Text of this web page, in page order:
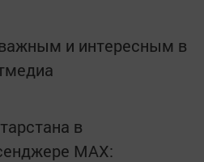
и интересным в
в
MАХ: